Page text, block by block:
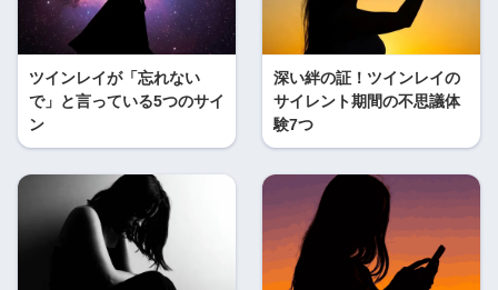
ツインレイが「忘れない
で」と言っている5つのサイ
ン
深い絆の証！ツインレイの
サイレント期間の不思議体
験7つ